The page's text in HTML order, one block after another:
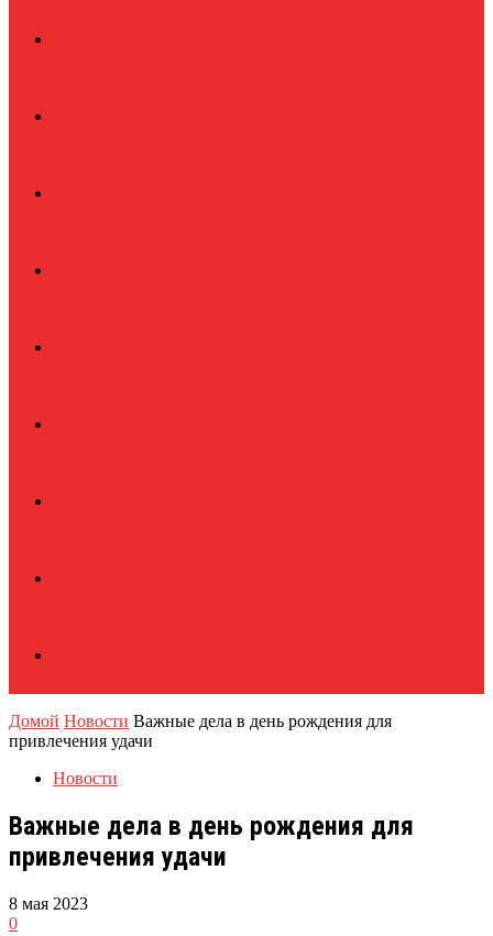
Домой Новости Важные дела в день рождения для
привлечения удачи
Новости
Важные дела в день рождения для
привлечения удачи
8 мая 2023
0